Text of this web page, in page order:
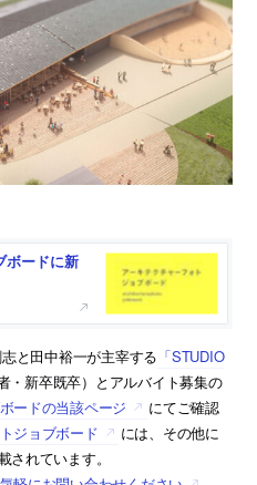
ボードに新
と田中裕一が主宰する 「STUDIO
・新卒既卒）とアルバイト募集の
ードの当該ページ
にてご確認
ジョブボード
には、その他に
れています。